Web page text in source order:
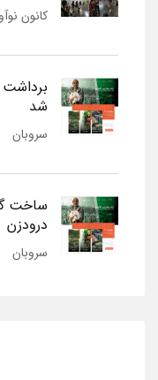
کانون
برداشت
شد
سروبان
ساخت
درودزن
سروبان